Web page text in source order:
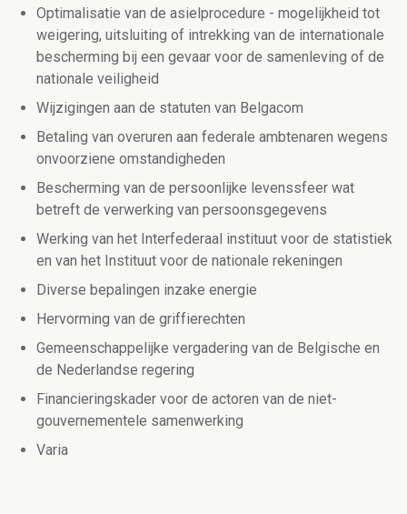
Optimalisatie van de asielprocedure - mogelijkheid tot
weigering, uitsluiting of intrekking van de internationale
bescherming bij een gevaar voor de samenleving of de
nationale veiligheid
Wijzigingen aan de statuten van Belgacom
Betaling van overuren aan federale ambtenaren wegens
onvoorziene omstandigheden
Bescherming van de persoonlijke levenssfeer wat
betreft de verwerking van persoonsgegevens
Werking van het Interfederaal instituut voor de statistiek
en van het Instituut voor de nationale rekeningen
Diverse bepalingen inzake energie
Hervorming van de griffierechten
Gemeenschappelijke vergadering van de Belgische en
de Nederlandse regering
Financieringskader voor de actoren van de niet-
gouvernementele samenwerking
Varia